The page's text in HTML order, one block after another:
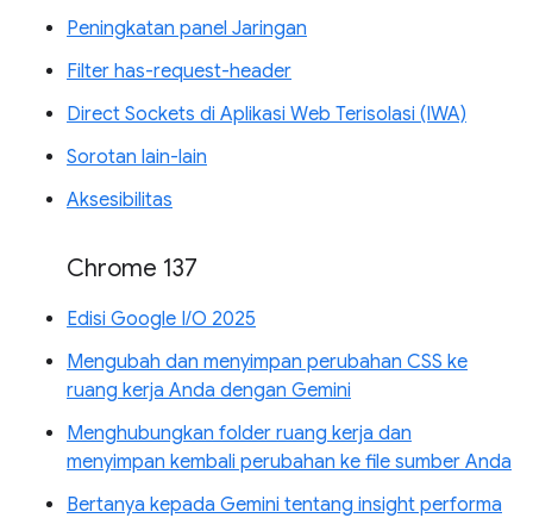
Peningkatan panel Jaringan
Filter has-request-header
Direct Sockets di Aplikasi Web Terisolasi (IWA)
Sorotan lain-lain
Aksesibilitas
Chrome 137
Edisi Google I/O 2025
Mengubah dan menyimpan perubahan CSS ke
ruang kerja Anda dengan Gemini
Menghubungkan folder ruang kerja dan
menyimpan kembali perubahan ke file sumber Anda
Bertanya kepada Gemini tentang insight performa